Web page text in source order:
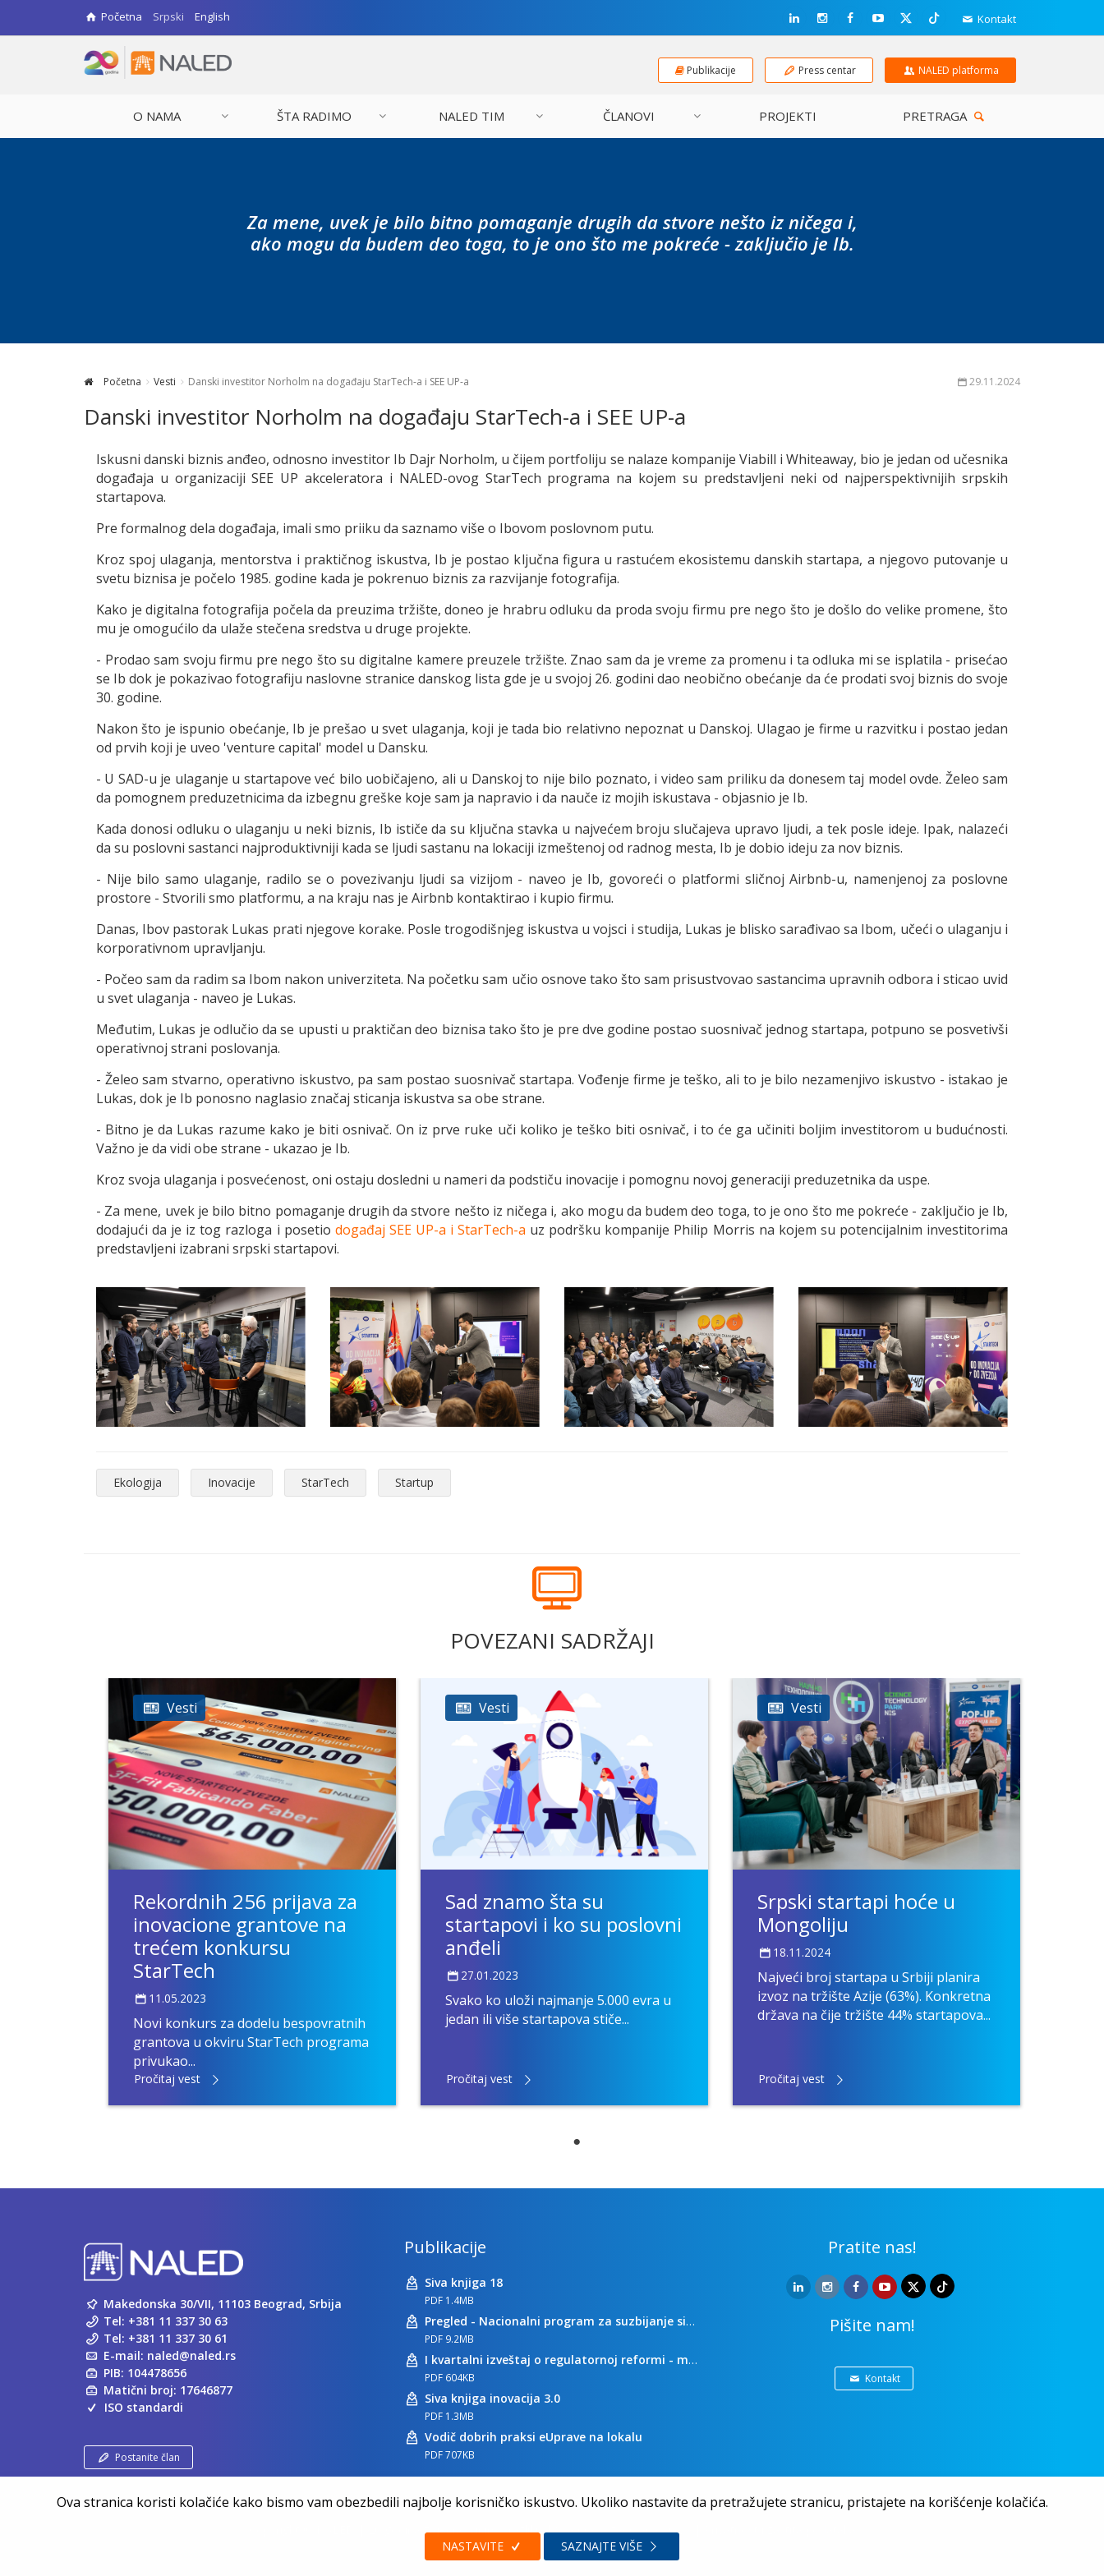
Početna Srpski English Kontakt
Publikacije Press centar NALED platforma
O NAMA ŠTA RADIMO NALED TIM ČLANOVI PROJEKTI PRETRAGA
Za mene, uvek je bilo bitno pomaganje drugih da stvore nešto iz ničega i,
ako mogu da budem deo toga, to je ono što me pokreće - zaključio je Ib.
Početna Vesti Danski investitor Norholm na događaju StarTech-a i SEE UP-a 29.11.2024
Danski investitor Norholm na događaju StarTech-a i SEE UP-a
Iskusni danski biznis anđeo, odnosno investitor Ib Dajr Norholm, u čijem portfoliju se nalaze kompanije Viabill i Whiteaway, bio je jedan od učesnika
događaja u organizaciji SEE UP akceleratora i NALED-ovog StarTech programa na kojem su predstavljeni neki od najperspektivnijih srpskih
startapova.
Pre formalnog dela događaja, imali smo priiku da saznamo više o Ibovom poslovnom putu.
Kroz spoj ulaganja, mentorstva i praktičnog iskustva, Ib je postao ključna figura u rastućem ekosistemu danskih startapa, a njegovo putovanje u
svetu biznisa je počelo 1985. godine kada je pokrenuo biznis za razvijanje fotografija.
Kako je digitalna fotografija počela da preuzima tržište, doneo je hrabru odluku da proda svoju firmu pre nego što je došlo do velike promene, što
mu je omogućilo da ulaže stečena sredstva u druge projekte.
- Prodao sam svoju firmu pre nego što su digitalne kamere preuzele tržište. Znao sam da je vreme za promenu i ta odluka mi se isplatila - prisećao
se Ib dok je pokazivao fotografiju naslovne stranice danskog lista gde je u svojoj 26. godini dao neobično obećanje da će prodati svoj biznis do svoje
30. godine.
Nakon što je ispunio obećanje, Ib je prešao u svet ulaganja, koji je tada bio relativno nepoznat u Danskoj. Ulagao je firme u razvitku i postao jedan
od prvih koji je uveo 'venture capital' model u Dansku.
- U SAD-u je ulaganje u startapove već bilo uobičajeno, ali u Danskoj to nije bilo poznato, i video sam priliku da donesem taj model ovde. Želeo sam
da pomognem preduzetnicima da izbegnu greške koje sam ja napravio i da nauče iz mojih iskustava - objasnio je Ib.
Kada donosi odluku o ulaganju u neki biznis, Ib ističe da su ključna stavka u najvećem broju slučajeva upravo ljudi, a tek posle ideje. Ipak, nalazeći
da su poslovni sastanci najproduktivniji kada se ljudi sastanu na lokaciji izmeštenoj od radnog mesta, Ib je dobio ideju za nov biznis.
- Nije bilo samo ulaganje, radilo se o povezivanju ljudi sa vizijom - naveo je Ib, govoreći o platformi sličnoj Airbnb-u, namenjenoj za poslovne
prostore - Stvorili smo platformu, a na kraju nas je Airbnb kontaktirao i kupio firmu.
Danas, Ibov pastorak Lukas prati njegove korake. Posle trogodišnjeg iskustva u vojsci i studija, Lukas je blisko sarađivao sa Ibom, učeći o ulaganju i
korporativnom upravljanju.
- Počeo sam da radim sa Ibom nakon univerziteta. Na početku sam učio osnove tako što sam prisustvovao sastancima upravnih odbora i sticao uvid
u svet ulaganja - naveo je Lukas.
Međutim, Lukas je odlučio da se upusti u praktičan deo biznisa tako što je pre dve godine postao suosnivač jednog startapa, potpuno se posvetivši
operativnoj strani poslovanja.
- Želeo sam stvarno, operativno iskustvo, pa sam postao suosnivač startapa. Vođenje firme je teško, ali to je bilo nezamenjivo iskustvo - istakao je
Lukas, dok je Ib ponosno naglasio značaj sticanja iskustva sa obe strane.
- Bitno je da Lukas razume kako je biti osnivač. On iz prve ruke uči koliko je teško biti osnivač, i to će ga učiniti boljim investitorom u budućnosti.
Važno je da vidi obe strane - ukazao je Ib.
Kroz svoja ulaganja i posvećenost, oni ostaju dosledni u nameri da podstiču inovacije i pomognu novoj generaciji preduzetnika da uspe.
- Za mene, uvek je bilo bitno pomaganje drugih da stvore nešto iz ničega i, ako mogu da budem deo toga, to je ono što me pokreće - zaključio je Ib,
dodajući da je iz tog razloga i posetio događaj SEE UP-a i StarTech-a uz podršku kompanije Philip Morris na kojem su potencijalnim investitorima
predstavljeni izabrani srpski startapovi.
Ekologija Inovacije StarTech Startup
POVEZANI SADRŽAJI
Vesti
Rekordnih 256 prijava za
inovacione grantove na
trećem konkursu
StarTech
11.05.2023
Novi konkurs za dodelu bespovratnih
grantova u okviru StarTech programa
privukao...
Pročitaj vest
Vesti
Sad znamo šta su
startapovi i ko su poslovni
anđeli
27.01.2023
Svako ko uloži najmanje 5.000 evra u
jedan ili više startapova stiče...
Pročitaj vest
Vesti
Srpski startapi hoće u
Mongoliju
18.11.2024
Najveći broj startapa u Srbiji planira
izvoz na tržište Azije (63%). Konkretna
država na čije tržište 44% startapova...
Pročitaj vest
Makedonska 30/VII, 11103 Beograd, Srbija
Tel: +381 11 337 30 63
Tel: +381 11 337 30 61
E-mail: naled@naled.rs
PIB: 104478656
Matični broj: 17646877
ISO standardi
Postanite član
Publikacije
Siva knjiga 18
PDF 1.4MB
Pregled - Nacionalni program za suzbijanje sive ekonomije
PDF 9.2MB
I kvartalni izveštaj o regulatornoj reformi - maj 2023
PDF 604KB
Siva knjiga inovacija 3.0
PDF 1.3MB
Vodič dobrih praksi eUprave na lokalu
PDF 707KB
Pratite nas!
Pišite nam!
Kontakt
| 20 godina zajedno činimo razliku | Sva prava zadržana 2026.
Web dizajn:
Zea Stim R&D
Ova stranica koristi kolačiće kako bismo vam obezbedili najbolje korisničko iskustvo. Ukoliko nastavite da pretražujete stranicu, pristajete na korišćenje kolačića.
NASTAVITE SAZNAJTE VIŠE